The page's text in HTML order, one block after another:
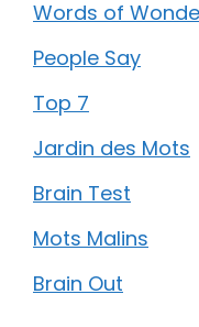
Words of
People Say
Top 7
Jardin des Mots
Brain Test
Mots Malins
Brain Out